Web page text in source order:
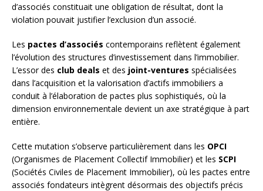
d’associés constituait une obligation de résultat, dont la
violation pouvait justifier l’exclusion d’un associé.
Les pactes d’associés contemporains reflètent également
l’évolution des structures d’investissement dans l’immobilier.
L’essor des club deals et des joint-ventures spécialisées
dans l’acquisition et la valorisation d’actifs immobiliers a
conduit à l’élaboration de pactes plus sophistiqués, où la
dimension environnementale devient un axe stratégique à part
entière.
Cette mutation s’observe particulièrement dans les OPCI
(Organismes de Placement Collectif Immobilier) et les SCPI
(Sociétés Civiles de Placement Immobilier), où les pactes entre
associés fondateurs intègrent désormais des objectifs précis